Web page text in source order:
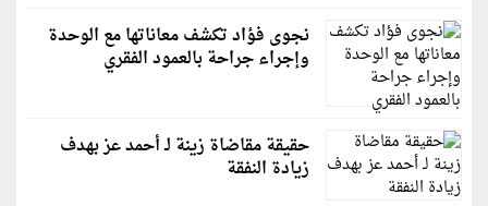
نجوى فؤاد تكشف معاناتها مع الوحدة
وإجراء جراحة بالعمود الفقري
حقيقة مقاضاة زينة لـ أحمد عز بهدف
زيادة النفقة